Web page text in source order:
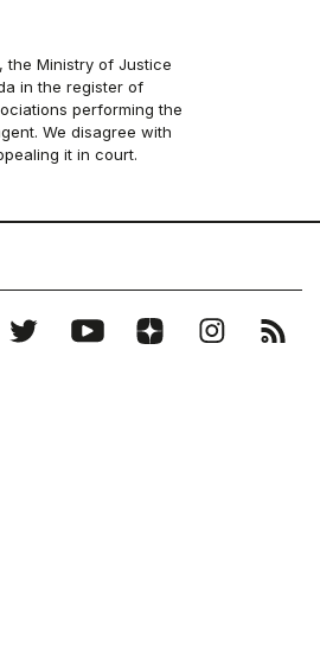
the Ministry of Justice
in the register of
performing the
We disagree with
it in court.